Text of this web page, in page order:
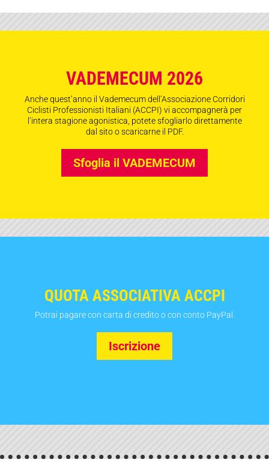
VADEMECUM 2026
Anche quest’anno il Vademecum dell’Associazione Corridori
Ciclisti Professionisti Italiani (ACCPI) vi accompagnerà per
l’intera stagione agonistica, potete sfogliarlo direttamente
dal sito o scaricarne il PDF.
Sfoglia il VADEMECUM
QUOTA ASSOCIATIVA ACCPI
Potrai pagare con carta di credito o con conto PayPal.
Iscrizione